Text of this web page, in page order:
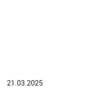
21.03.2025